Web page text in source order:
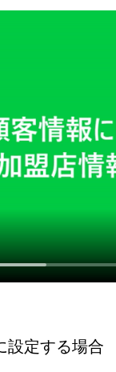
設定する場合